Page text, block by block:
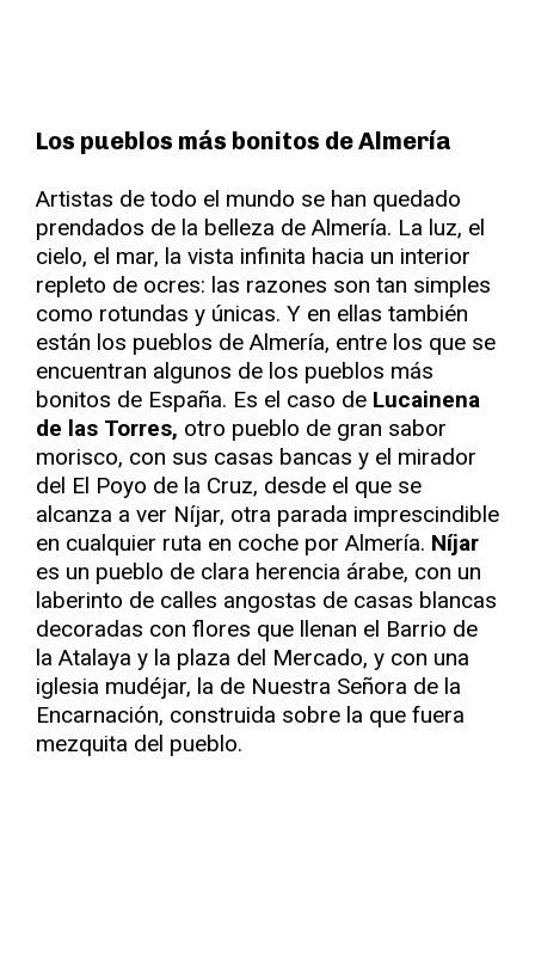
Los pueblos más bonitos de Almería
Artistas de todo el mundo se han quedado
prendados de la belleza de Almería. La luz, el
cielo, el mar, la vista infinita hacia un interior
repleto de ocres: las razones son tan simples
como rotundas y únicas. Y en ellas también
están los pueblos de Almería, entre los que se
encuentran algunos de los pueblos más
bonitos de España. Es el caso de Lucainena
de las Torres, otro pueblo de gran sabor
morisco, con sus casas bancas y el mirador
del El Poyo de la Cruz, desde el que se
alcanza a ver Níjar, otra parada imprescindible
en cualquier ruta en coche por Almería. Níjar
es un pueblo de clara herencia árabe, con un
laberinto de calles angostas de casas blancas
decoradas con flores que llenan el Barrio de
la Atalaya y la plaza del Mercado, y con una
iglesia mudéjar, la de Nuestra Señora de la
Encarnación, construida sobre la que fuera
mezquita del pueblo.